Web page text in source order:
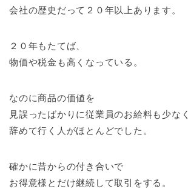
会社の歴史だって２０年以上あります。
２０年もたてば、
物価や税金も高くなっている。
なのに商品の価値を
見誤ったばかりに従業員のお給料も少なく
辞めて行く人がほとんどでした。
確かに昔からの付き合いで
お得意様とだけ継続して取引をする。